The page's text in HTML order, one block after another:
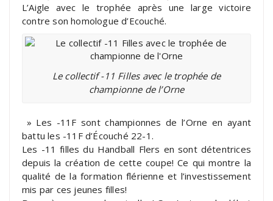
L’Aigle avec le trophée après une large victoire
contre son homologue d’Ecouché.
Le collectif -11 Filles avec le trophée de
championne de l’Orne
» Les -11F sont championnes de l’Orne en ayant
battu les -11F d’Écouché 22-1.
Les -11 filles du Handball Flers en sont détentrices
depuis la création de cette coupe! Ce qui montre la
qualité de la formation flérienne et l’investissement
mis par ces jeunes filles!